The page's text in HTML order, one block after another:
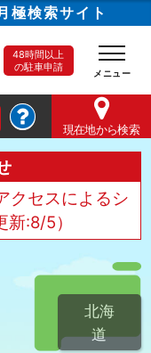
極検索サイト
48時間以上
の駐車申請
現在地から検索
クセスによるシ
:8/5）
北海
道